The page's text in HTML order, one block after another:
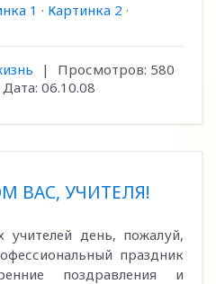
1 · Картинка 2 ·
| Просмотров: 580
Дата: 06.10.08
ВАС, УЧИТЕЛЯ!
день, пожалуй,
праздник
поздравления и